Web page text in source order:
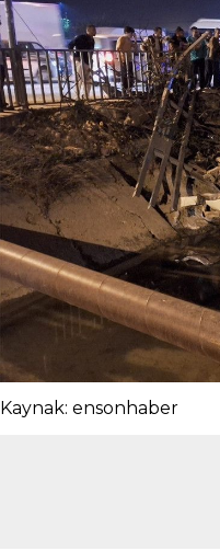
Kaynak: ensonhaber